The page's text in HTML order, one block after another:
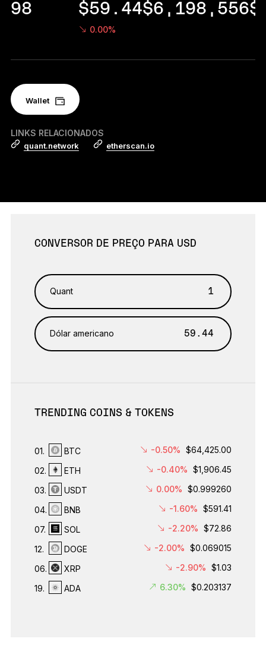
Acessórios
Soluções de Recuperação
Compare os autenticadores
98 $59.44
0.00%
$6,198,556
LINKS RELACIONADOS
quant.network etherscan.io
Wallet
CONVERSOR DE PREÇO PARA USD
Quant
Dólar americano
TRENDING COINS & TOKENS
01. BTC -0.50% $64,425.00
02. ETH -0.40% $1,906.45
03. USDT 0.00% $0.999260
04. BNB -1.60% $591.41
07. SOL -2.20% $72.86
12. DOGE -2.00% $0.069015
06. XRP -2.90% $1.03
19. ADA 6.30% $0.203137